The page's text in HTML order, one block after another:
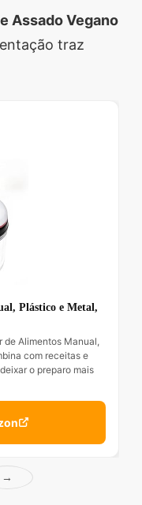
Assado Vegano
traz
Plástico e Metal,
Alimentos Manual,
com receitas e
o preparo mais
→